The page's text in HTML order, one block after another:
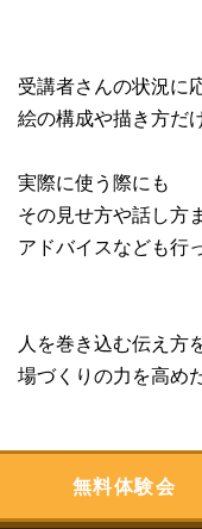
受講者さんの状況に
絵の構成や描き方だ
実際に使う際にも
その見せ方や話し方
アドバイスなども行
人を巻き込む伝え方
場づくりの力を高め
という方は
ぜひ体験会から覗
無料体験会